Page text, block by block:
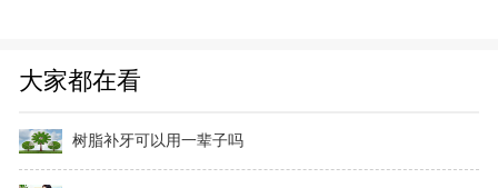
大家都在看
树脂补牙可以用一辈子吗